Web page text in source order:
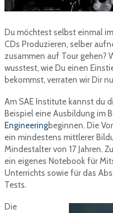
Du möchtest selbst einmal
CDs Produzieren, selber
zusammen auf Tour gehen?
wusstest, wie Du einen
bekommst, verraten wir Dir
Am SAE Institute kannst du
Beispiel eine Ausbildung im
Engineeringbeginnen. Die
ein mindestens mittlerer
Mindestalter von 17 Jahren.
ein eigenes Notebook für
Unterrichts sowie für das
Tests.
Die